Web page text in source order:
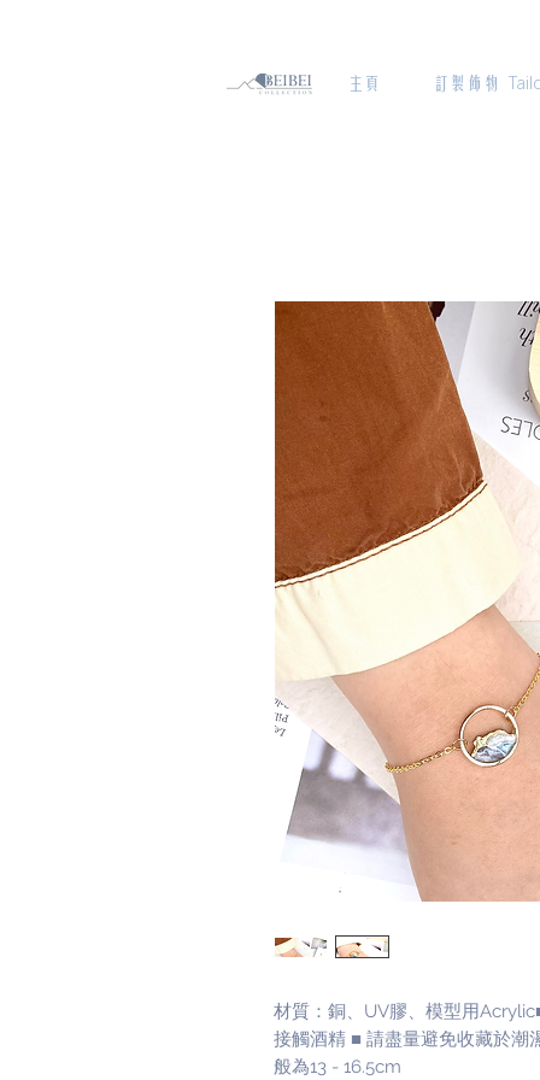
主頁 訂製飾物
材質：銅、UV膠、模型用
接觸酒精 ■ 請盡量避免收藏於潮
般為13 - 16.5cm